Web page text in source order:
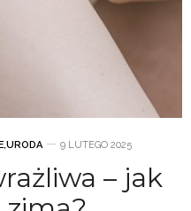
,URODA 9 LUTEGO 2025
– jak